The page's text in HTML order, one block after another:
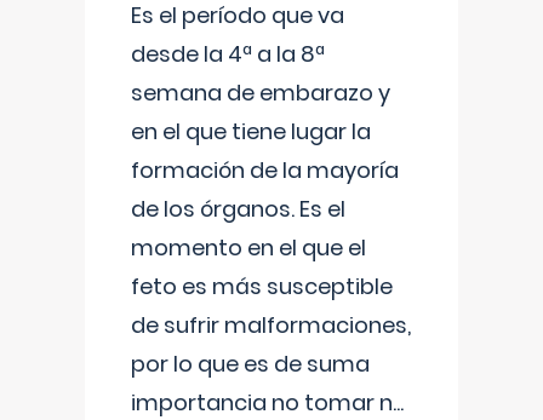
Es el período que va
desde la 4ª a la 8ª
semana de embarazo y
en el que tiene lugar la
formación de la mayoría
de los órganos. Es el
momento en el que el
feto es más susceptible
de sufrir malformaciones,
por lo que es de suma
importancia no tomar n...